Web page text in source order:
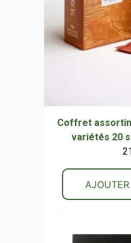
Coffret
variétés 20